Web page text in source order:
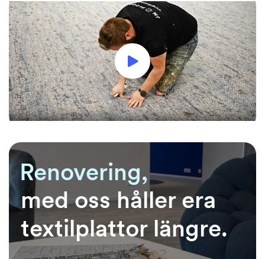
Renovering,
Underhåll,
med oss håller era
textilplattor längre.